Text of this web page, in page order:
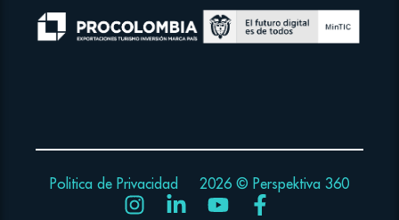
Politica de Privacidad 2026 © Perspektiva 360